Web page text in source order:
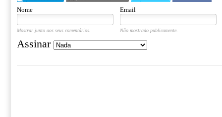
Nome Email
Mostrar junto aos seus comentários. Não mostrado publicamente.
Assinar